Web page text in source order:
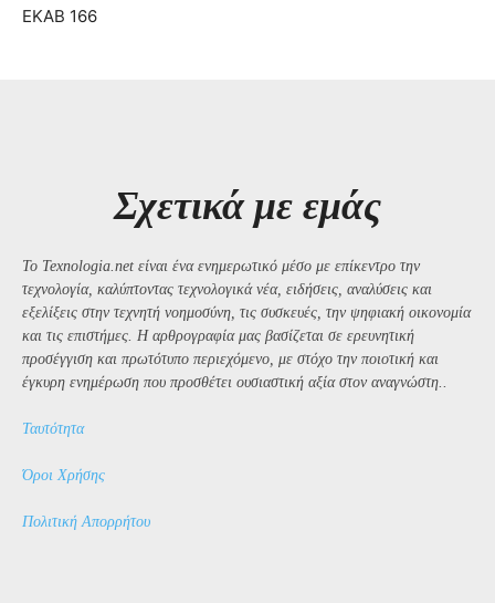
ΕΚΑΒ 166
Σχετικά με εμάς
Το Texnologia.net είναι ένα ενημερωτικό μέσο με επίκεντρο την
τεχνολογία, καλύπτοντας τεχνολογικά νέα, ειδήσεις, αναλύσεις και
εξελίξεις στην τεχνητή νοημοσύνη, τις συσκευές, την ψηφιακή οικονομία
και τις επιστήμες. Η αρθρογραφία μας βασίζεται σε ερευνητική
προσέγγιση και πρωτότυπο περιεχόμενο, με στόχο την ποιοτική και
έγκυρη ενημέρωση που προσθέτει ουσιαστική αξία στον αναγνώστη..
Ταυτότητα
Όροι Χρήσης
Πολιτική Απορρήτου